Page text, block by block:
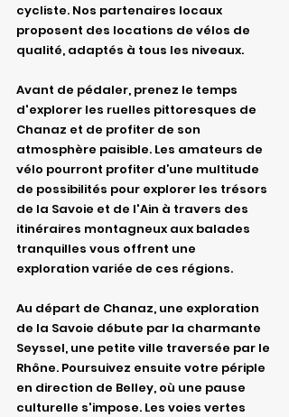
cycliste. Nos partenaires locaux
proposent des locations de vélos de
qualité, adaptés à tous les niveaux.
Avant de pédaler, prenez le temps
d'explorer les ruelles pittoresques de
Chanaz et de profiter de son
atmosphère paisible. Les amateurs de
vélo pourront profiter d’une multitude
de possibilités pour explorer les trésors
de la Savoie et de l'Ain à travers des
itinéraires montagneux aux balades
tranquilles vous offrent une
exploration variée de ces régions.
Au départ de Chanaz, une exploration
de la Savoie débute par la charmante
Seyssel, une petite ville traversée par le
Rhône. Poursuivez ensuite votre périple
en direction de Belley, où une pause
culturelle s'impose. Les voies vertes